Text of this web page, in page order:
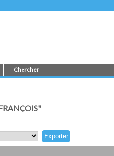
Chercher